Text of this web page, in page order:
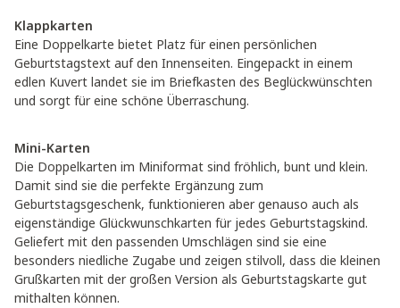
Klappkarten
Eine Doppelkarte bietet Platz für einen persönlichen
Geburtstagstext auf den Innenseiten. Eingepackt in einem
edlen Kuvert landet sie im Briefkasten des Beglückwünschten
und sorgt für eine schöne Überraschung.
Mini-Karten
Die Doppelkarten im Miniformat sind fröhlich, bunt und klein.
Damit sind sie die perfekte Ergänzung zum
Geburtstagsgeschenk, funktionieren aber genauso auch als
eigenständige Glückwunschkarten für jedes Geburtstagskind.
Geliefert mit den passenden Umschlägen sind sie eine
besonders niedliche Zugabe und zeigen stilvoll, dass die kleinen
Grußkarten mit der großen Version als Geburtstagskarte gut
mithalten können.